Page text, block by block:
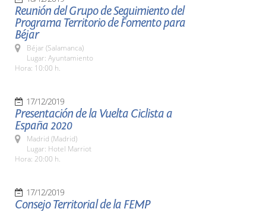
Reunión del Grupo de Seguimiento del
Programa Territorio de Fomento para
Béjar
Béjar (Salamanca)
Lugar: Ayuntamiento
Hora: 10:00 h.
17/12/2019
Presentación de la Vuelta Ciclista a
España 2020
Madrid (Madrid)
Lugar: Hotel Marriot
Hora: 20:00 h.
17/12/2019
Consejo Territorial de la FEMP